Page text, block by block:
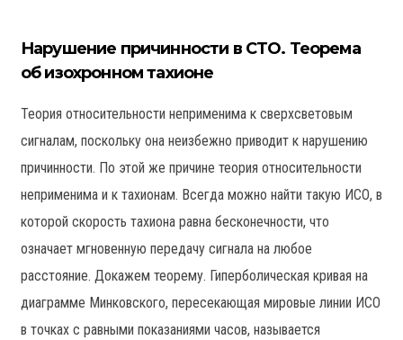
Нарушение причинности в СТО. Теорема
об изохронном тахионе
Теория относительности неприменима к сверхсветовым
сигналам, поскольку она неизбежно приводит к нарушению
причинности. По этой же причине теория относительности
неприменима и к тахионам. Всегда можно найти такую ИСО, в
которой скорость тахиона равна бесконечности, что
означает мгновенную передачу сигнала на любое
расстояние. Докажем теорему. Гиперболическая кривая на
диаграмме Минковского, пересекающая мировые линии ИСО
в точках с равными показаниями часов, называется